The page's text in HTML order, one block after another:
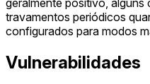
travamentos periódicos
configurados para modos
Vulnerabilidades